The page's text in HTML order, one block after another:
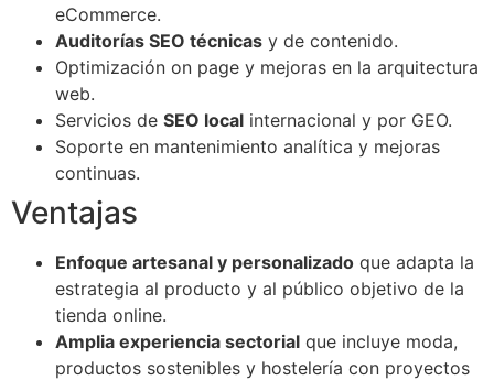
eCommerce.
Auditorías SEO técnicas y de contenido.
Optimización on page y mejoras en la arquitectura
web.
Servicios de SEO local internacional y por GEO.
Soporte en mantenimiento analítica y mejoras
continuas.
Ventajas
Enfoque artesanal y personalizado que adapta la
estrategia al producto y al público objetivo de la
tienda online.
Amplia experiencia sectorial que incluye moda,
productos sostenibles y hostelería con proyectos